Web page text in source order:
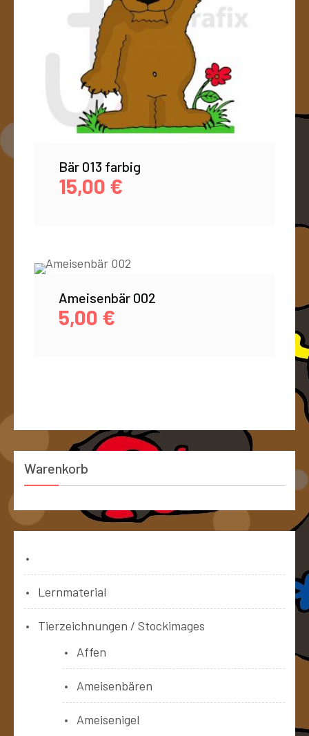
Bär 013 farbig
15,00 €
Ameisenbär 002
5,00 €
Warenkorb
Lernmaterial
Tierzeichnungen / Stockimages
Affen
Ameisenbären
Ameisenigel